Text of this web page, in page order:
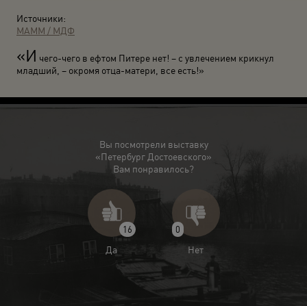
Источники:
МАММ / МДФ
«И чего-чего в ефтом Питере нет! – с увлечением крикнул
младший, – окромя отца-матери, все есть!»
Вы посмотрели выставку
«Петербург Достоевского»
Вам понравилось?
16
Да
0
Нет